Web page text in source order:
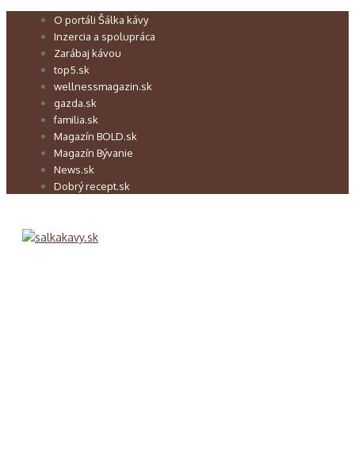
Preskočiť O portáli Šálka kávy
Inzercia a spolupráca
Zarábaj kávou
top5.sk
wellnessmagazin.sk
gazda.sk
familia.sk
Magazín BOLD.sk
Magazín Bývanie
News.sk
Dobrý recept.sk